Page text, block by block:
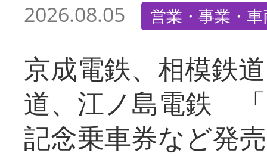
2026.08.05 営業・事業・
京成電鉄、相模鉄
道、江ノ島電鉄
記念乗車券など発売